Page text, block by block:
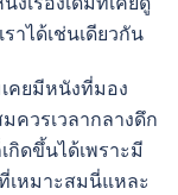
าได้เช่นเดียวกัน
คยมีหนังที่มอง
ควรเวลากลางดึก
กิดขึ้นได้เพราะมี
เหมาะสมนี่แหละ